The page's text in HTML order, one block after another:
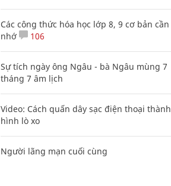
Các công thức hóa học lớp 8, 9 cơ bản cần
nhớ
106
Sự tích ngày ông Ngâu - bà Ngâu mùng 7
tháng 7 âm lịch
Video: Cách quấn dây sạc điện thoại thành
hình lò xo
Người lãng mạn cuối cùng